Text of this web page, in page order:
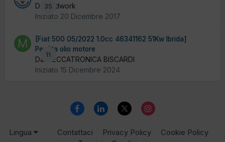
35
Da badwork
Iniziato 20 Dicembre 2017
11
[Fiat 500 05/2022 1.0cc 46341162 51Kw Ibrida]
Perdita olio motore
Da MECCATRONICA BISCARDI
Iniziato 15 Dicembre 2024
Lingua Contattaci Privacy Policy
Cookie Policy